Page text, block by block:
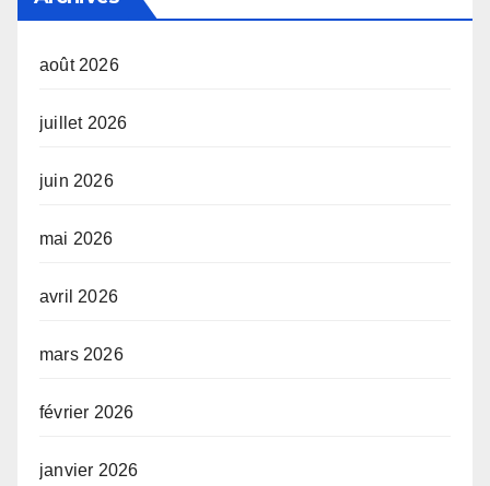
août 2026
juillet 2026
juin 2026
mai 2026
avril 2026
mars 2026
février 2026
janvier 2026